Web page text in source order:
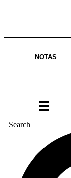
NOTAS
Search